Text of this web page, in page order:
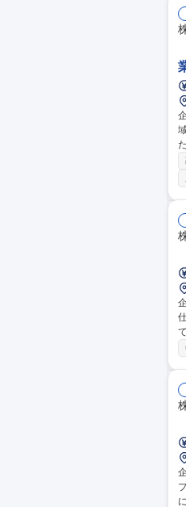
企
域 仕事の内容 日本の人気タレントやアーティスト、俳優
企業
企業
プ 仕事の内容 採用した人材が定着し、成長し、成果を